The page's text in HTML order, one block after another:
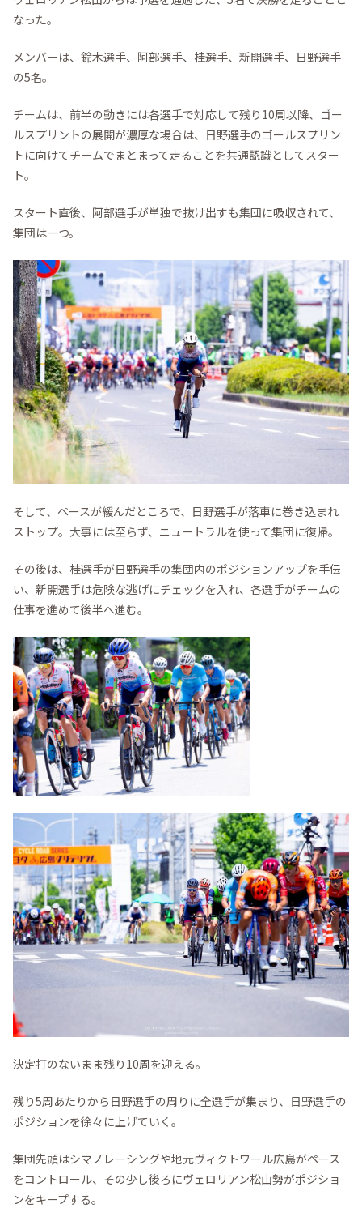
なった。
メンバーは、鈴木選手、阿部選手、桂選手、新開選手、日野選手
の5名。
チームは、前半の動きには各選手で対応して残り10周以降、ゴー
ルスプリントの展開が濃厚な場合は、日野選手のゴールスプリン
トに向けてチームでまとまって走ることを共通認識としてスター
ト。
スタート直後、阿部選手が単独で抜け出すも集団に吸収されて、
集団は一つ。
そして、ペースが緩んだところで、日野選手が落車に巻き込まれ
ストップ。大事には至らず、ニュートラルを使って集団に復帰。
その後は、桂選手が日野選手の集団内のポジションアップを手伝
い、新開選手は危険な逃げにチェックを入れ、各選手がチームの
仕事を進めて後半へ進む。
決定打のないまま残り10周を迎える。
残り5周あたりから日野選手の周りに全選手が集まり、日野選手の
ポジションを徐々に上げていく。
集団先頭はシマノレーシングや地元ヴィクトワール広島がペース
をコントロール、その少し後ろにヴェロリアン松山勢がポジショ
ンをキープする。